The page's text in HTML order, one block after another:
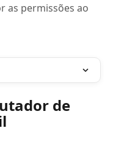
as permissões ao
de